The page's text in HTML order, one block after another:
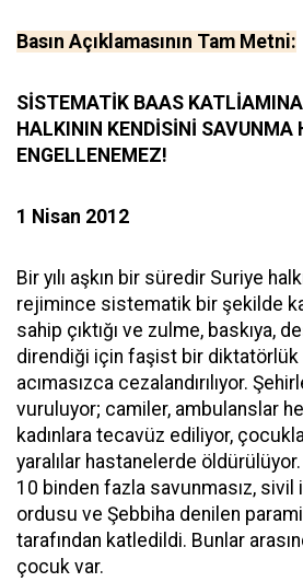
Basın Açıklamasının Tam Metni:
SİSTEMATİK BAAS
HALKININ KENDİSİNİ SAVUNMA
ENGELLENEMEZ!
1 Nisan 2012
Bir yılı aşkın bir süredir Suriye
rejimince sistematik bir şekilde
sahip çıktığı ve zulme, baskıya,
direndiği için faşist bir diktatörlük
acımasızca cezalandırılıyor.
vuruluyor; camiler, ambulanslar
kadınlara tecavüz ediliyor,
yaralılar hastanelerde
10 binden fazla savunmasız, sivil
ordusu ve Şebbiha denilen
tarafından katledildi. Bunlar
çocuk var.